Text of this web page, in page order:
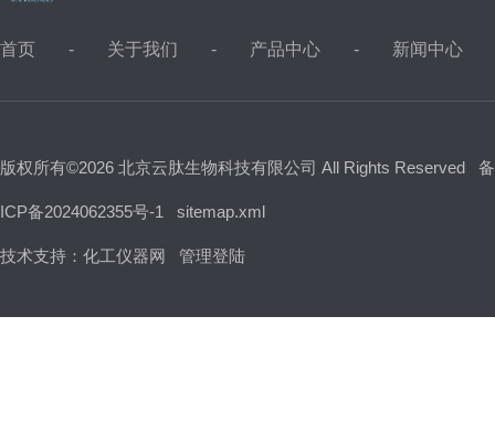
首页 关于我们 产品中心 新闻中心
版权所有©2026 北京云肽生物科技有限公司 All Rights Reserved
ICP备2024062355号-1 sitemap.xml
技术支持： 化工仪器网 管理登陆